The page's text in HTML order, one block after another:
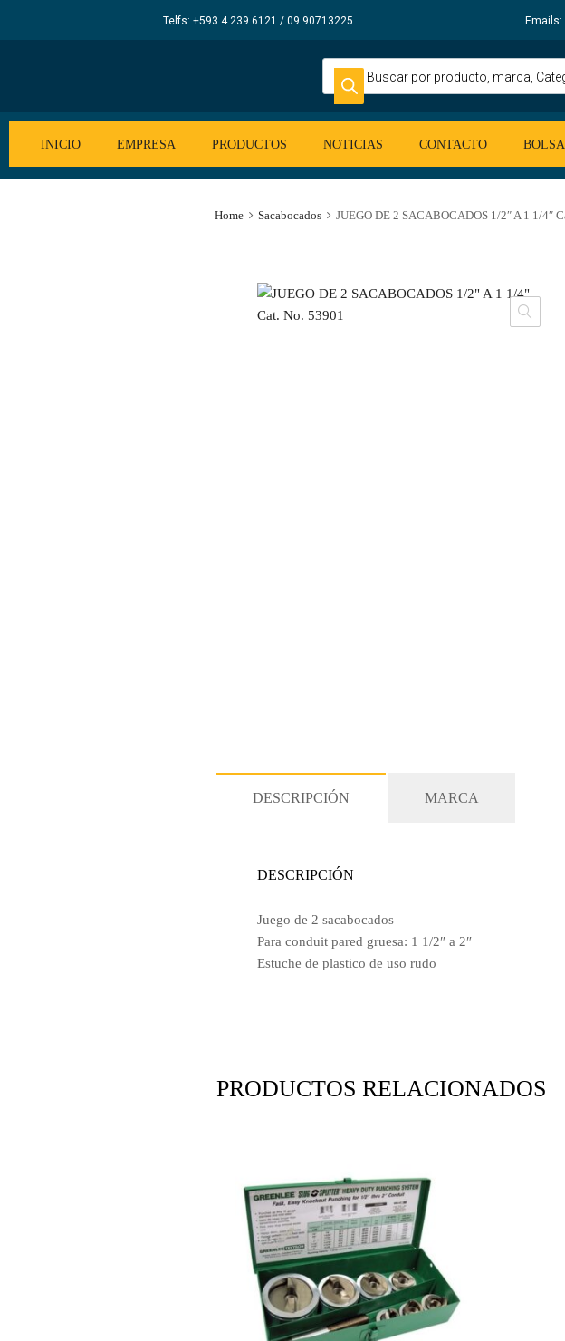
Telfs: +593 4 239 6121 / 09 90713225
INICIO EMPRESA PRODUCTOS NOTICIAS CONTACTO
Home Sacabocados JUEGO DE 2 SACABOCADOS 1/2″ A 1 1/4″
DESCRIPCIÓN MARCA
DESCRIPCIÓN
Juego de 2 sacabocados
Para conduit pared gruesa: 1 1/2″ a 2″
Estuche de plastico de uso rudo
PRODUCTOS RELACIONADOS